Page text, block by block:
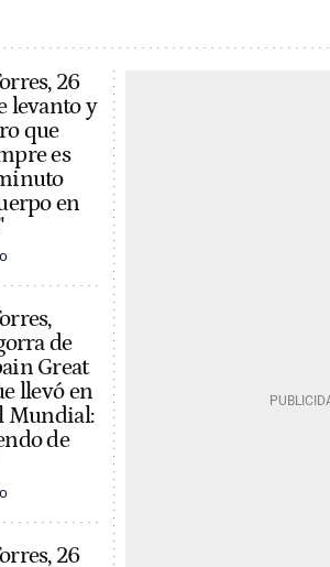
26
levanto y
que
es
en
de
Great
llevó en
Mundial:
de
26